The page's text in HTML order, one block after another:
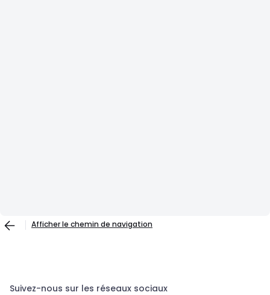
Afficher le chemin de navigation
Suivez-nous sur les réseaux sociaux